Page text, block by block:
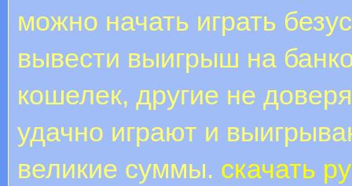
можно начать играть
вывести выигрыш на
кошелек, другие не
удачно играют и
великие суммы. скачать